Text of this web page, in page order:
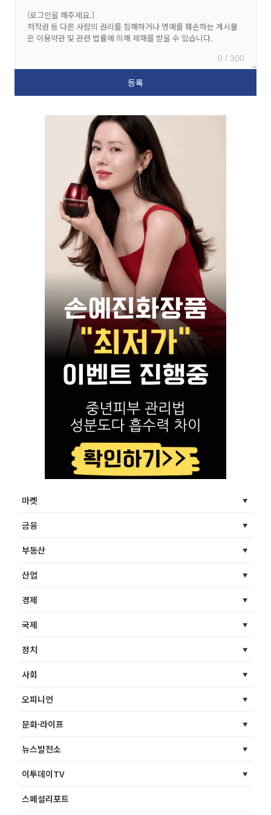
0 / 300
마켓
금융
부동산
산업
경제
국제
정치
사회
오피니언
문화·라이프
뉴스발전소
이투데이TV
스페셜리포트